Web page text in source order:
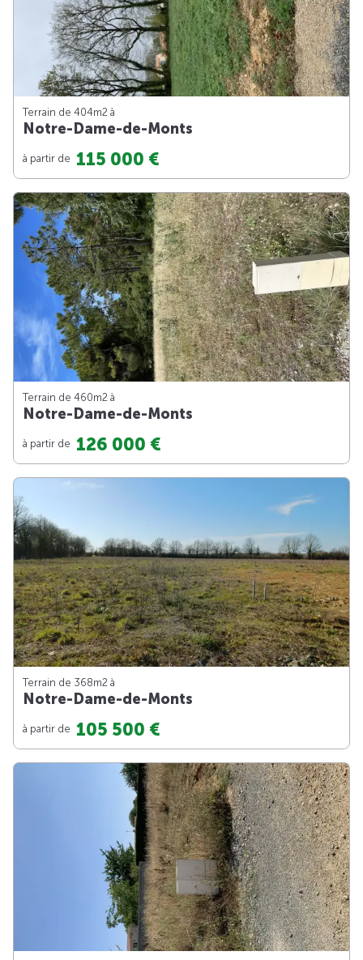
Terrain de 404m2 à
Notre-Dame-de-Monts
à partir de 115 000 €
Terrain de 460m2 à
Notre-Dame-de-Monts
à partir de 126 000 €
Terrain de 368m2 à
Notre-Dame-de-Monts
à partir de 105 500 €